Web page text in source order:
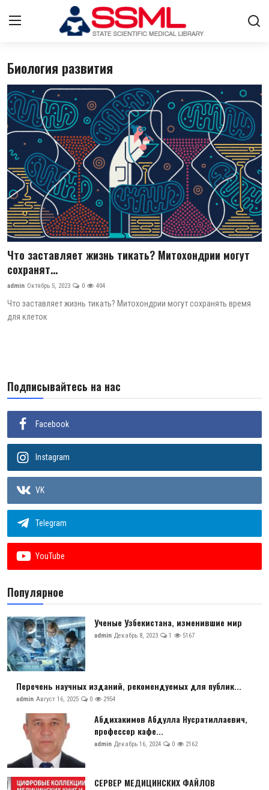
Авторизоваться
Главная
О нас
Архив журналов Узбекистана
Лента
Контакты
Стратегический план развития
ГНМБ
Цифровые коллекции
История здравоохранения Узбекистана
Медики Узбекистана
ВАК
ИИ
PDF-translator
Статистика
Проблемы Арала
Антикоррупция
Биология развития
Что заставляет жизнь тикать? Митохондрии могут
сохранят...
admin Октябрь 5, 2023 0 404
Что заставляет жизнь тикать? Митохондрии могут сохранять время
для клеток
Подписывайтесь на нас
Facebook
Instagram
VK
Telegram
YouTube
Популярное
Ученые Узбекистана, изменившие мир
admin Декабрь 8, 2023 1 5167
Перечень научных изданий, рекомендуемых для публик...
admin Август 16, 2025 0 2954
Абдихакимов Абдулла Нусратиллаевич,
профессор кафе...
admin Декабрь 16, 2024 0 2162
СЕРВЕР МЕДИЦИНСКИХ ФАЙЛОВ